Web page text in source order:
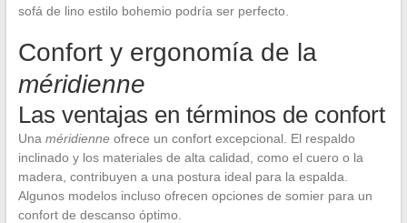
sofá de lino estilo bohemio podría ser perfecto.
Confort y ergonomía de la
méridienne
Las ventajas en términos de confort
Una méridienneofrece un confort excepcional. El respaldo
inclinado y los materiales de alta calidad, como el cuero o la
madera, contribuyen a una postura ideal para la espalda.
Algunos modelos incluso ofrecen opciones de somier para un
confort de descanso óptimo.